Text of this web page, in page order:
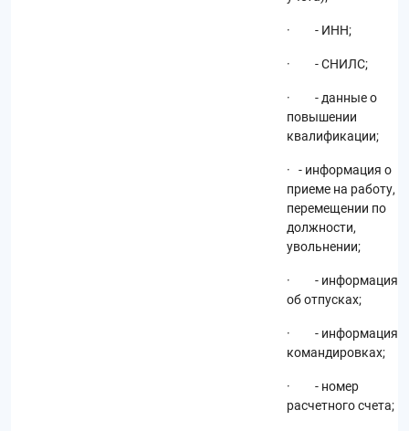
· - ИНН;
· - СНИЛС;
· - данные о
повышении
квалификации;
· - информация о
приеме на работу,
перемещении по
должности,
увольнении;
· - информация
об отпусках;
· - информация о
командировках;
· - номер
расчетного счета;